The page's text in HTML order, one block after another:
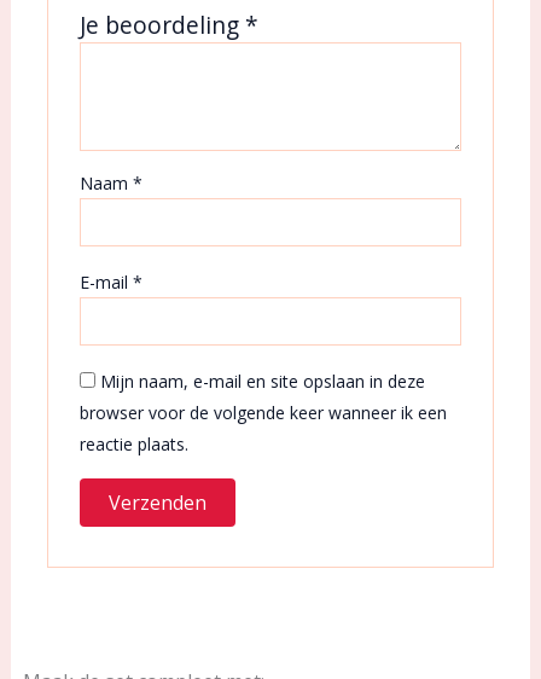
Je beoordeling *
Naam*
E-mail*
Mijn naam, e-mail en site opslaan in deze
browser voor de volgende keer wanneer ik een
reactie plaats.